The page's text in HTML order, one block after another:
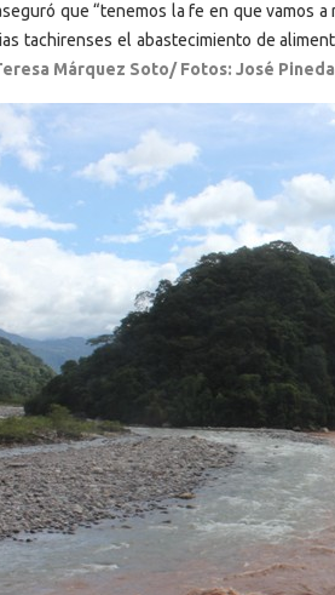
que “tenemos la fe en que vamos
tachirenses el abastecimiento de
Márquez Soto/ Fotos: José